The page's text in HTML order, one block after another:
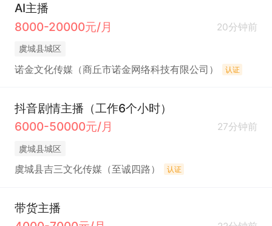
AI主播
8000-20000元/月
20分钟前
虞城县城区
诺金文化传媒（商丘市诺金网络科技有限公司） 认证
抖音剧情主播（工作6个小时）
6000-50000元/月
27分钟前
虞城县城区
虞城县吉三文化传媒（至诚四路） 认证
带货主播